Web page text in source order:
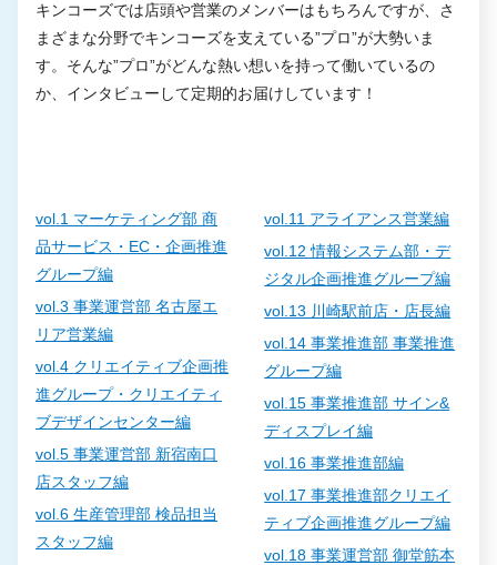
キンコーズでは店頭や営業のメンバーはもちろんですが、さ
まざまな分野でキンコーズを支えている”プロ”が大勢いま
す。そんな”プロ”がどんな熱い想いを持って働いているの
か、インタビューして定期的お届けしています！
vol.1 マーケティング部 商
品サービス・EC・企画推進
グループ編
vol.3 事業運営部 名古屋エ
リア営業編
vol.4 クリエイティブ企画推
進グループ・クリエイティ
ブデザインセンター編
vol.5 事業運営部 新宿南口
店スタッフ編
vol.6 生産管理部 検品担当
スタッフ編
vol.11 アライアンス営業編
vol.12 情報システム部・デ
ジタル企画推進グループ編
vol.13 川崎駅前店・店長編
vol.14 事業推進部 事業推進
グループ編
vol.15 事業推進部 サイン&
ディスプレイ編
vol.16 事業推進部編
vol.17 事業推進部クリエイ
ティブ企画推進グループ編
vol.18 事業運営部 御堂筋本